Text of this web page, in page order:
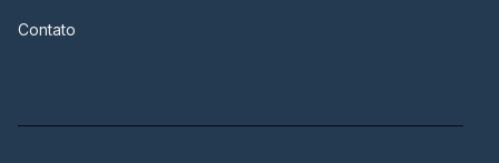
Contato